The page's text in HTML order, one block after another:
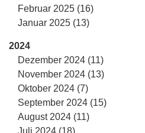
Februar 2025 (16)
Januar 2025 (13)
2024
Dezember 2024 (11)
November 2024 (13)
Oktober 2024 (7)
September 2024 (15)
August 2024 (11)
Juli 2024 (18)